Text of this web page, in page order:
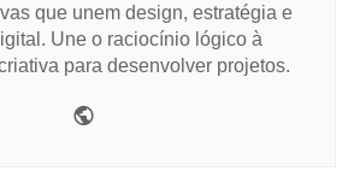
que unem design, estratégia e
Une o raciocínio lógico à
para desenvolver projetos.